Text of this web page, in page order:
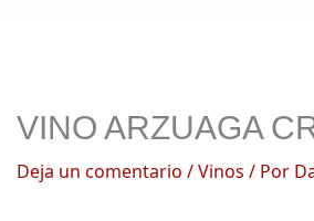
VINO ARZUAGA
Deja un comentario /Vinos / Por